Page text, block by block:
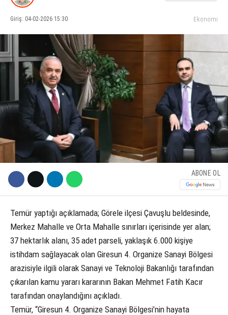
WhatsApp İhbar Hattı
Facebook
Instagram
SAĞLIK
KÜLTÜR SANAT
SERVISLER
Giriş: 04-02-2026 15:30 Ekonomi
ABONE OL
Temür yaptığı açıklamada; Görele ilçesi Çavuşlu beldesinde,
Merkez Mahalle ve Orta Mahalle sınırları içerisinde yer alan;
37 hektarlık alanı, 35 adet parseli, yaklaşık 6.000 kişiye
istihdam sağlayacak olan Giresun 4. Organize Sanayi Bölgesi
arazisiyle ilgili olarak Sanayi ve Teknoloji Bakanlığı tarafından
çıkarılan kamu yararı kararının Bakan Mehmet Fatih Kacır
tarafından onaylandığını açıkladı.
Temür, “Giresun 4. Organize Sanayi Bölgesi’nin hayata